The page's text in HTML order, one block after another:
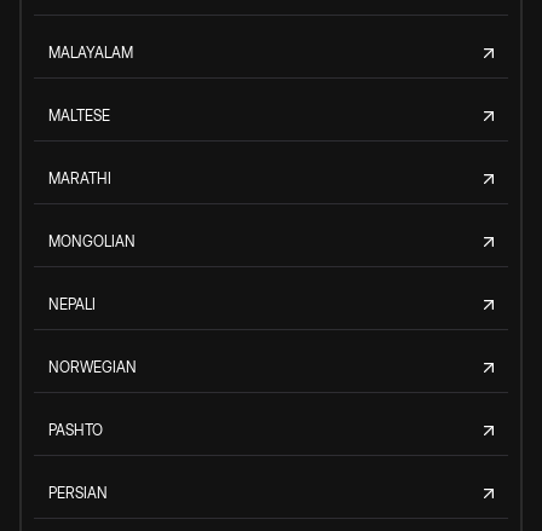
MALAYALAM
MALTESE
MARATHI
MONGOLIAN
NEPALI
NORWEGIAN
PASHTO
PERSIAN